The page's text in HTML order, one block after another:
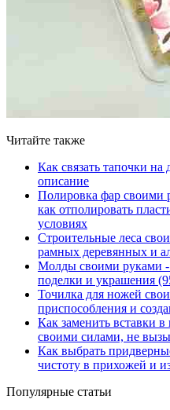
Читайте также
Как связать тапочки
описание
Полировка фар своими
как отполировать
условиях
Строительные леса
рамных деревянных и
Молды своими руками -
поделки и украшения
Точилка для ножей
приспособления и
Как заменить вставки
своими силами, не
Как выбрать
чистоту в прихожей и
Популярные статьи